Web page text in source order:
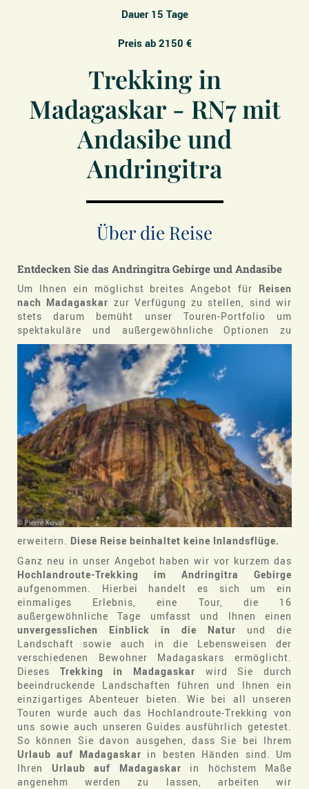
Dauer 15 Tage
Preis ab 2150 €
Trekking in
Madagaskar - RN7 mit
Andasibe und
Andringitra
Über die Reise
Entdecken Sie das Andringitra Gebirge und Andasibe
Um Ihnen ein möglichst breites Angebot für Reisen
nach Madagaskar zur Verfügung zu stellen, sind wir
stets darum bemüht unser Touren-Portfolio um
spektakuläre und außergewöhnlicheOptionen zu
erweitern. Diese Reise beinhaltet keine Inlandsflüge.
Ganz neu in unser Angebot haben wir vor kurzem das
Hochlandroute-Trekking im Andringitra Gebirge
aufgenommen. Hierbei handelt es sich um ein
einmaliges Erlebnis, eine Tour, die 16
außergewöhnliche Tage umfasst und Ihnen einen
unvergesslichen Einblick in die Natur und die
Landschaft sowie auch in die Lebensweisen der
verschiedenen Bewohner Madagaskars ermöglicht.
Dieses Trekking in Madagaskar wird Sie durch
beeindruckende Landschaften führen und Ihnen ein
einzigartiges Abenteuer bieten. Wie bei all unseren
Touren wurde auch das Hochlandroute-Trekking von
uns sowie auch unseren Guides ausführlich getestet.
So können Sie davon ausgehen, dass Sie bei Ihrem
Urlaub auf Madagaskar in besten Händen sind. Um
Ihren Urlaub auf Madagaskar in höchstem Maße
angenehm werden zu lassen, arbeiten wir